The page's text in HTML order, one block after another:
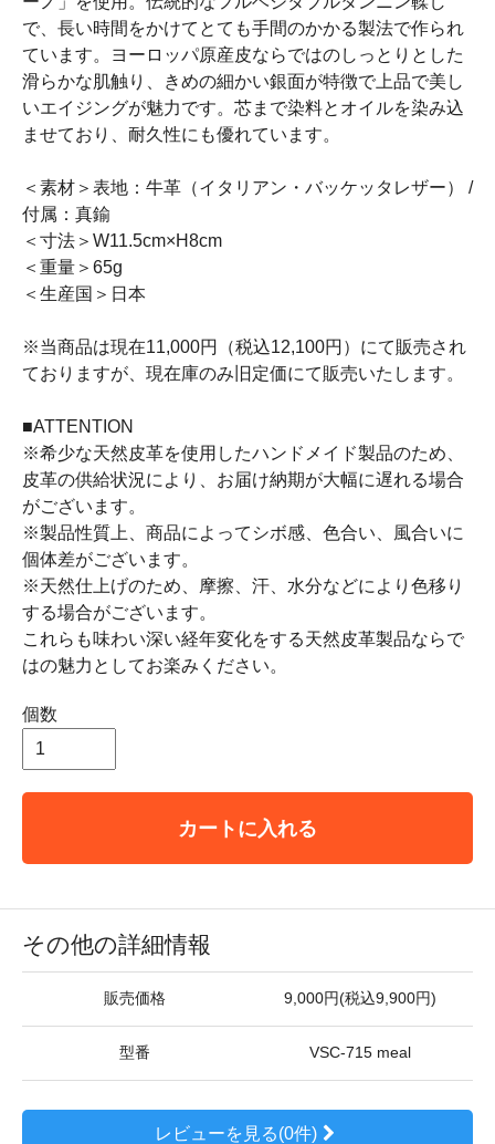
で、長い時間をかけてとても手間のかかる製法で作られ
ています。ヨーロッパ原産皮ならではのしっとりとした
滑らかな肌触り、きめの細かい銀面が特徴で上品で美し
いエイジングが魅力です。芯まで染料とオイルを染み込
ませており、耐久性にも優れています。
＜素材＞表地：牛革（イタリアン・バッケッタレザー） /
付属：真鍮
＜寸法＞W11.5cm×H8cm
＜重量＞65g
＜生産国＞日本
※当商品は現在11,000円（税込12,100円）にて販売され
ておりますが、現在庫のみ旧定価にて販売いたします。
■ATTENTION
※希少な天然皮革を使用したハンドメイド製品のため、
皮革の供給状況により、お届け納期が大幅に遅れる場合
がございます。
※製品性質上、商品によってシボ感、色合い、風合いに
個体差がございます。
※天然仕上げのため、摩擦、汗、水分などにより色移り
する場合がございます。
これらも味わい深い経年変化をする天然皮革製品ならで
はの魅力としてお楽みください。
個数
カートに入れる
その他の詳細情報
販売価格 9,000円(税込9,900円)
型番 VSC-715 meal
レビューを見る(0件)